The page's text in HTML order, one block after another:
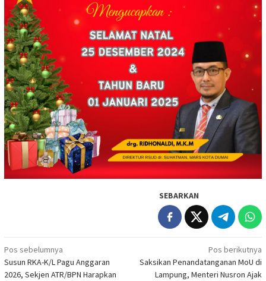
SEBARKAN
Navigasi
pos
Pos sebelumnya
Susun RKA-K/L Pagu Anggaran
2026, Sekjen ATR/BPN Harapkan
Pos berikutnya
Saksikan Penandatanganan MoU di
Lampung, Menteri Nusron Ajak